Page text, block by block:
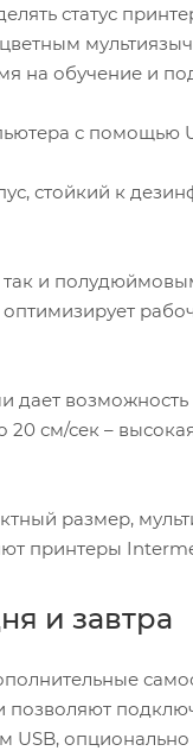
статус
на обучение и
с помощью
стойкий к
и
возможность
см/сек –
размер,
принтеры
и завтра